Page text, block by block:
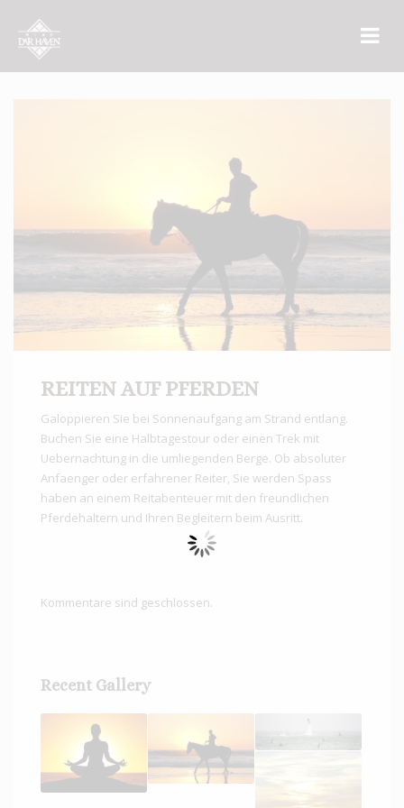
REITEN AUF PFERDEN
Galoppieren Sie bei Sonnenaufgang am Strand entlang.
Buchen Sie eine Halbtagestour oder einen Trek mit
Uebernachtung in die umliegenden Berge. Ob absoluter
Anfaenger oder erfahrener Reiter, Sie werden Spass
haben an einem Reitabenteuer mit den freundlichen
Pferdehaltern und Ihren Begleitern beim Ausritt.
Kommentare sind geschlossen.
Recent Gallery